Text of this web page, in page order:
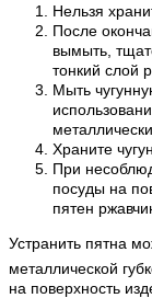
Нельзя
После
вымыть,
тонкий слой
Мыть
Храните
При
посуды на
пятен
Устранить пятна
металлической
на поверхность